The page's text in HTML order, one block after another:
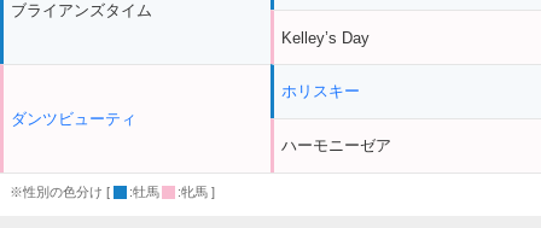
ブライアンズタイム
ダンツビューティ
Kelley’s Day
ホリスキー
ハーモニーゼア
※性別の色分け [ :牡馬 :牝馬 ]